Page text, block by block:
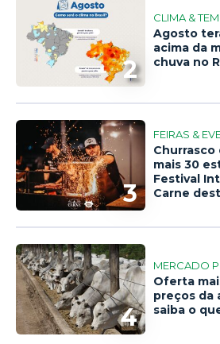
2
CLIMA &
Agosto
acima da
chuva no
3
FEIRAS &
Churrasco
mais 30
Festival
Carne
4
MERCADO
Oferta
preços da
saiba o